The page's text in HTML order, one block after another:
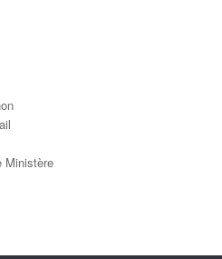
Ministère